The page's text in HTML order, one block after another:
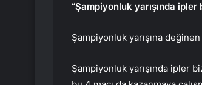
“Şampiyonluk yarışında
Şampiyonluk yarışına
Şampiyonluk yarışında ipler